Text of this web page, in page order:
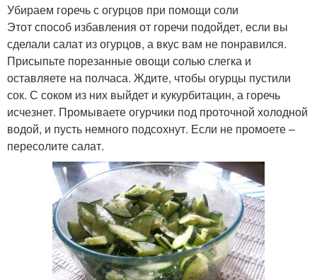
Убираем горечь с огурцов при помощи соли
Этот способ избавления от горечи подойдет, если вы
сделали салат из огурцов, а вкус вам не понравился.
Присыпьте порезанные овощи солью слегка и
оставляете на полчаса. Ждите, чтобы огурцы пустили
сок. С соком из них выйдет и кукурбитацин, а горечь
исчезнет. Промываете огурчики под проточной холодной
водой, и пусть немного подсохнут. Если не промоете –
пересолите салат.